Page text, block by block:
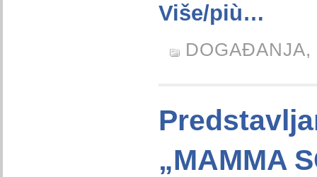
Više/più…
DOGAĐANJA,
„MAMMA